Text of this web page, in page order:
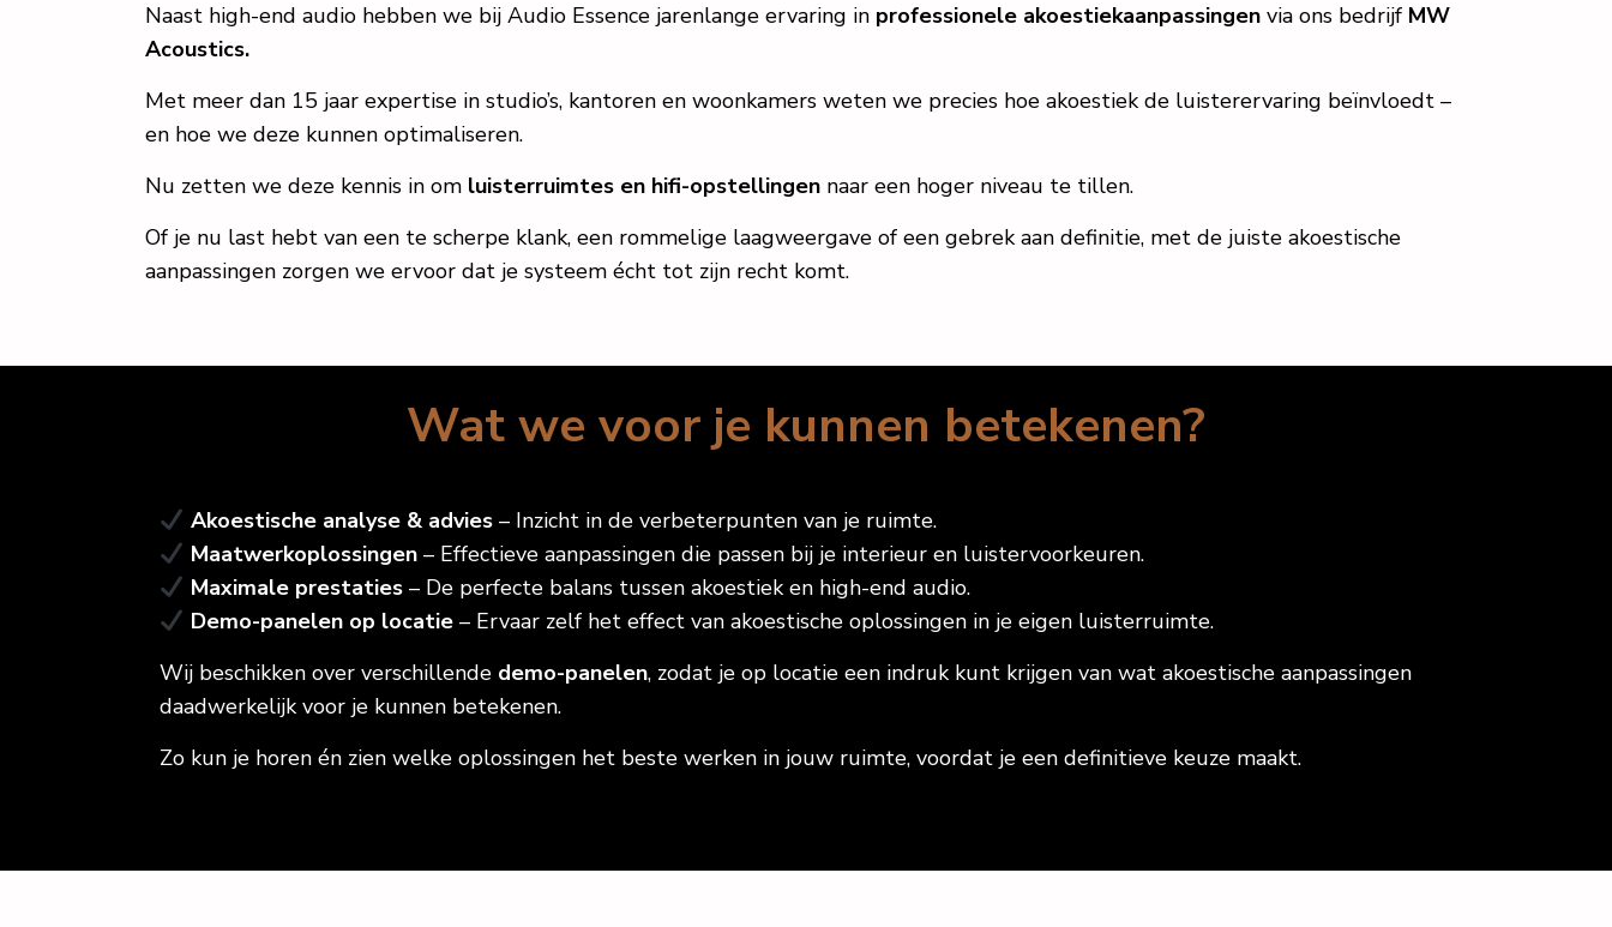
Naast high-end audio hebben we bij Audio Essence jarenlange ervaring in professionele akoestiekaanpassingen via ons bedrijf MW
Acoustics.
Met meer dan 15 jaar expertise in studio’s, kantoren en woonkamers weten we precies hoe akoestiek de luisterervaring beïnvloedt –
en hoe we deze kunnen optimaliseren.
Nu zetten we deze kennis in om luisterruimtes en hifi-opstellingen naar een hoger niveau te tillen.
Of je nu last hebt van een te scherpe klank, een rommelige laagweergave of een gebrek aan definitie, met de juiste akoestische
aanpassingen zorgen we ervoor dat je systeem écht tot zijn recht komt.
Wat we voor je kunnen betekenen?
Akoestische analyse & advies– Inzicht in de verbeterpunten van je ruimte.
Maatwerkoplossingen– Effectieve aanpassingen die passen bij je interieur en luistervoorkeuren.
Maximale prestaties– De perfecte balans tussen akoestiek en high-end audio.
Demo-panelen op locatie– Ervaar zelf het effect van akoestische oplossingen in je eigen luisterruimte.
Wij beschikken over verschillende demo-panelen, zodat je op locatie een indruk kunt krijgen van wat akoestische aanpassingen
daadwerkelijk voor je kunnen betekenen.
Zo kun je horen én zien welke oplossingen het beste werken in jouw ruimte, voordat je een definitieve keuze maakt.